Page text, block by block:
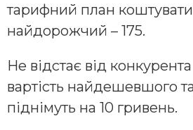
тарифний план
найдорожчий – 175.
Не відстає від
вартість найдешевшого
піднімуть на 10 гривень.